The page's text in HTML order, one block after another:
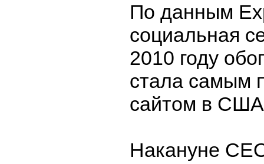
По данным
социальная
2010 году
стала самым
сайтом в
Накануне